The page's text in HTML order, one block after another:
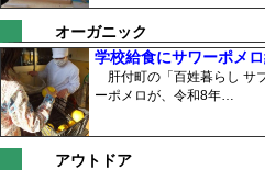
オーガニック
学校給食にサワーポメ
肝付町の「百姓暮らし サ
ーポメロが、令和8年…
アウトドア